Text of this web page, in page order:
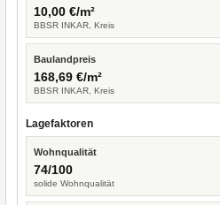
10,00 €/m²
BBSR INKAR, Kreis
Baulandpreis
168,69 €/m²
BBSR INKAR, Kreis
Lagefaktoren
Wohnqualität
74/100
solide Wohnqualität